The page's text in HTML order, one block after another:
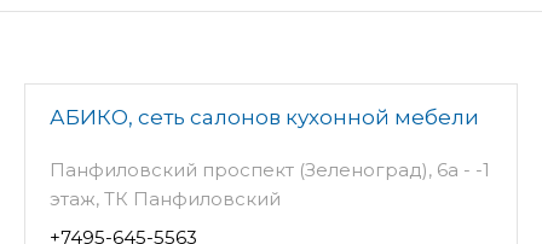
АБИКО, сеть салонов кухонной мебели
Панфиловский проспект (Зеленоград), 6а - -1
этаж, ТК Панфиловский
+7495-645-5563